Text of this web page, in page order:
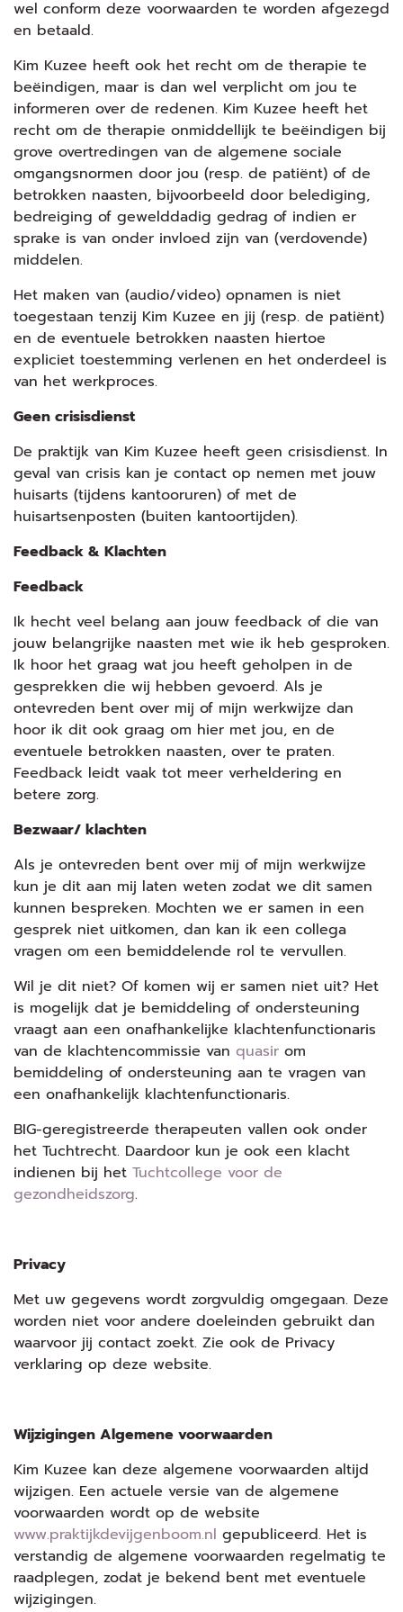
wel conform deze voorwaarden te worden afgezegd
en betaald.
Kim Kuzee heeft ook het recht om de therapie te
beëindigen, maar is dan wel verplicht om jou te
informeren over de redenen. Kim Kuzee heeft het
recht om de therapie onmiddellijk te beëindigen bij
grove overtredingen van de algemene sociale
omgangsnormen door jou (resp. de patiënt) of de
betrokken naasten, bijvoorbeeld door belediging,
bedreiging of gewelddadig gedrag of indien er
sprake is van onder invloed zijn van (verdovende)
middelen.
Het maken van (audio/video) opnamen is niet
toegestaan tenzij Kim Kuzee en jij (resp. de patiënt)
en de eventuele betrokken naasten hiertoe
expliciet toestemming verlenen en het onderdeel is
van het werkproces.
Geen crisisdienst
De praktijk van Kim Kuzee heeft geen crisisdienst. In
geval van crisis kan je contact op nemen met jouw
huisarts (tijdens kantooruren) of met de
huisartsenposten (buiten kantoortijden).
Feedback & Klachten
Feedback
Ik hecht veel belang aan jouw feedback of die van
jouw belangrijke naasten met wie ik heb gesproken.
Ik hoor het graag wat jou heeft geholpen in de
gesprekken die wij hebben gevoerd. Als je
ontevreden bent over mij of mijn werkwijze dan
hoor ik dit ook graag om hier met jou, en de
eventuele betrokken naasten, over te praten.
Feedback leidt vaak tot meer verheldering en
betere zorg.
Bezwaar/ klachten
Als je ontevreden bent over mij of mijn werkwijze
kun je dit aan mij laten weten zodat we dit samen
kunnen bespreken. Mochten we er samen in een
gesprek niet uitkomen, dan kan ik een collega
vragen om een bemiddelende rol te vervullen.
Wil je dit niet? Of komen wij er samen niet uit? Het
is mogelijk dat je bemiddeling of ondersteuning
vraagt aan een onafhankelijke klachtenfunctionaris
van de klachtencommissie van quasir om
bemiddeling of ondersteuning aan te vragen van
een onafhankelijk klachtenfunctionaris.
BIG-geregistreerde therapeuten vallen ook onder
het Tuchtrecht. Daardoor kun je ook een klacht
indienen bij het Tuchtcollege voor de
gezondheidszorg.
Privacy
Met uw gegevens wordt zorgvuldig omgegaan. Deze
worden niet voor andere doeleinden gebruikt dan
waarvoor jij contact zoekt. Zie ook de Privacy
verklaring op deze website.
Wijzigingen Algemene voorwaarden
Kim Kuzee kan deze algemene voorwaarden altijd
wijzigen. Een actuele versie van de algemene
voorwaarden wordt op de website
www.praktijkdevijgenboom.nl gepubliceerd. Het is
verstandig de algemene voorwaarden regelmatig te
raadplegen, zodat je bekend bent met eventuele
wijzigingen.